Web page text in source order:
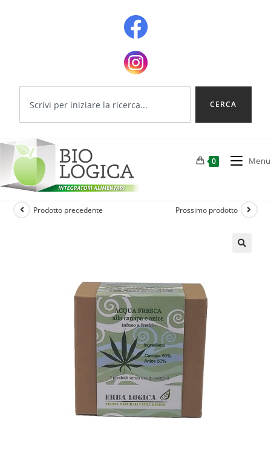
CERCA
0 Menu
Prodotto precedente Prossimo prodotto